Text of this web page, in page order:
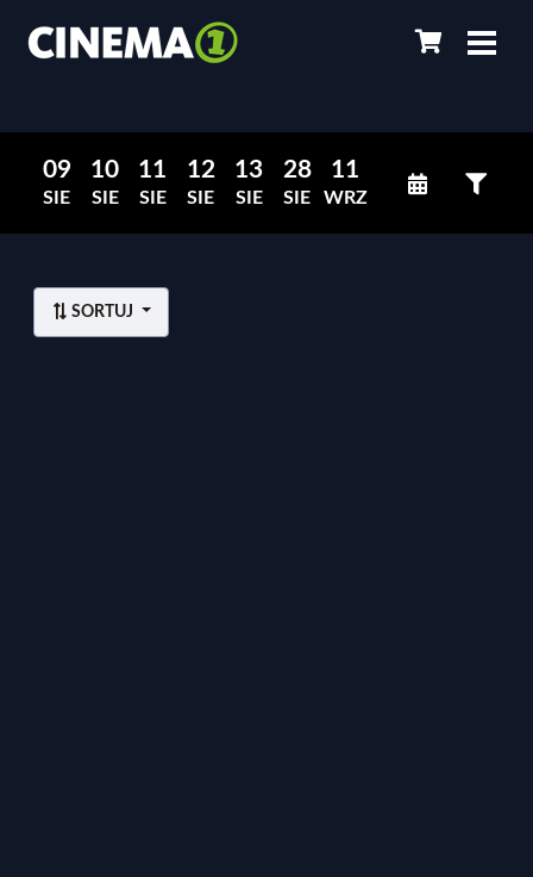
09
SIE
10
SIE
11
SIE
12
SIE
13
SIE
28
SIE
11
WRZ
SORTUJ